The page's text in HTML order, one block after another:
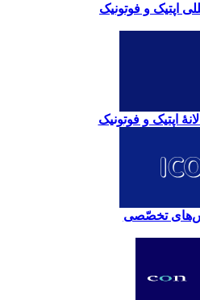
اپتیک و فوتونیک
اپتیک و فوتونیک
تخصّصی